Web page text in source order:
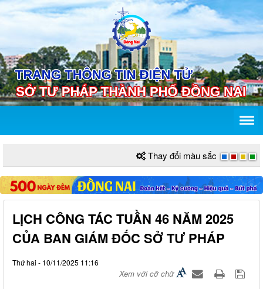
Thay đổi màu sắc
LỊCH CÔNG TÁC TUẦN 46 NĂM 2025
CỦA BAN GIÁM ĐỐC SỞ TƯ PHÁP
Thứ hai - 10/11/2025 11:16
Xem với cỡ chữ